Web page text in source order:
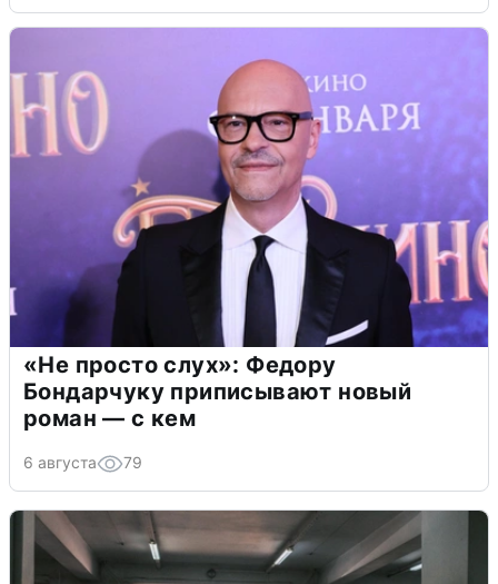
«Не просто слух»: Федору
Бондарчуку приписывают новый
роман — с кем
6 августа 79